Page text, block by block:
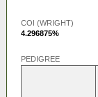
COI (WRIGHT)
4.296875%
PEDIGREE